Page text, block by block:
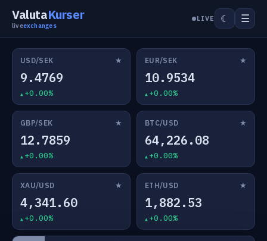
ValutaKurser
liveexchanges
LIVE ☾ ☰
USD/SEK ★
9.4769
+0.00%
EUR/SEK ★
10.9534
+0.00%
GBP/SEK ★
12.7859
+0.00%
BTC/USD ★
64,226.08
+0.00%
XAU/USD ★
4,341.60
+0.00%
ETH/USD ★
1,882.53
+0.00%